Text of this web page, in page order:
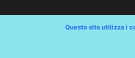
Copyright © Comune di Trieste –
Questo sito utilizza i